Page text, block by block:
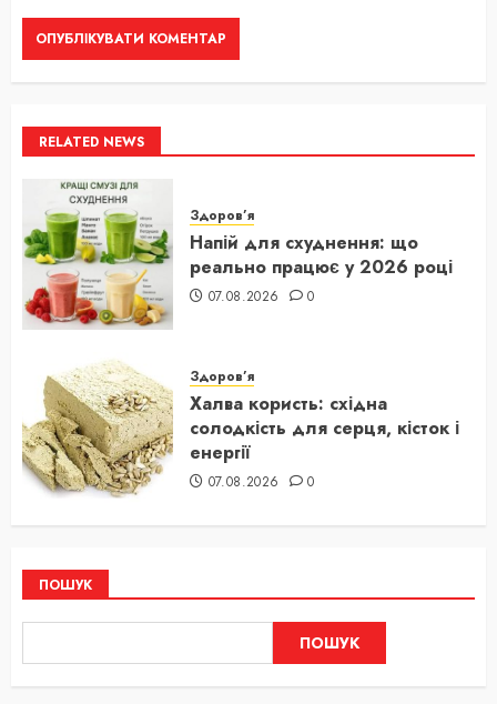
RELATED NEWS
Здоров’я
Напій для схуднення: що
реально працює у 2026 році
07.08.2026 0
Здоров’я
Халва користь: східна
солодкість для серця, кісток і
енергії
07.08.2026 0
ПОШУК
ПОШУК